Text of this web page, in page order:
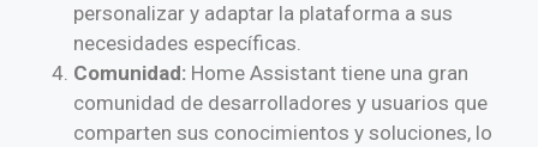
personalizar y adaptar la plataforma a sus
necesidades específicas.
Comunidad: Home Assistant tiene una gran
comunidad de desarrolladores y usuarios que
comparten sus conocimientos y soluciones, lo